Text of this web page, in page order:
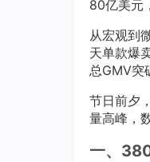
80亿美元
从宏观到
天单款爆
总GMV突
节日前夕
量高峰，
一、